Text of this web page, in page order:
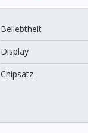
Beliebtheit
Display
Chipsatz